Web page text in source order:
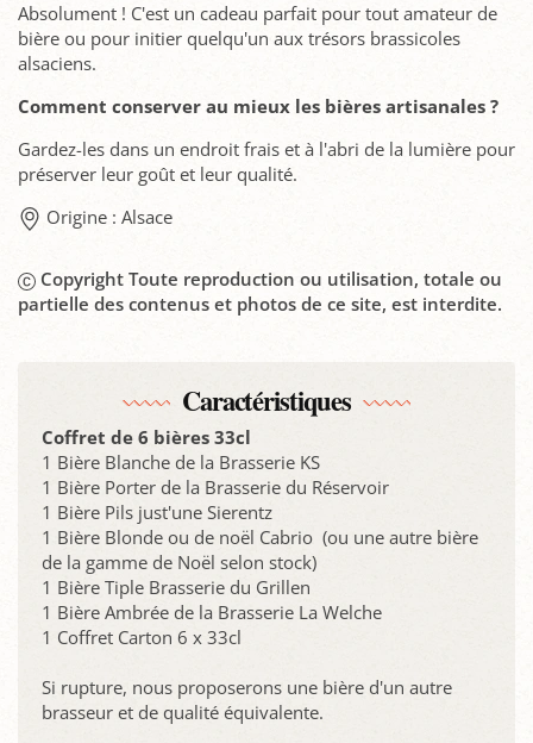
Absolument ! C'est un cadeau parfait pour tout amateur de
bière ou pour initier quelqu'un aux trésors brassicoles
alsaciens.
Comment conserver au mieux les bières artisanales ?
Gardez-les dans un endroit frais et à l'abri de la lumière pour
préserver leur goût et leur qualité.
Origine : Alsace
Copyright Toute reproduction ou utilisation, totale ou
partielle des contenus et photos de ce site, est interdite.
Caractéristiques
Coffret de 6 bières 33cl
1 Bière Blanche de la Brasserie KS
1 Bière Porter de la Brasserie du Réservoir
1 Bière Pils just'une Sierentz
1 Bière Blonde ou de noël Cabrio (ou une autre bière
de la gamme de Noël selon stock)
1 Bière Tiple Brasserie du Grillen
1 Bière Ambrée de la Brasserie La Welche
1 Coffret Carton 6 x 33cl
Si rupture, nous proposerons une bière d'un autre
brasseur et de qualité équivalente.